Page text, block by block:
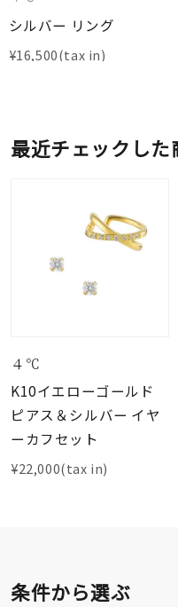
シルバー リング
¥16,500
最近チェックした
４℃
K10イエローゴールド
ピアス＆シルバー イヤ
ーカフセット
¥22,000(tax in)
条件から選ぶ